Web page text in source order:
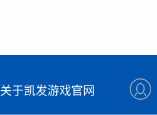
关于凯发游戏官网